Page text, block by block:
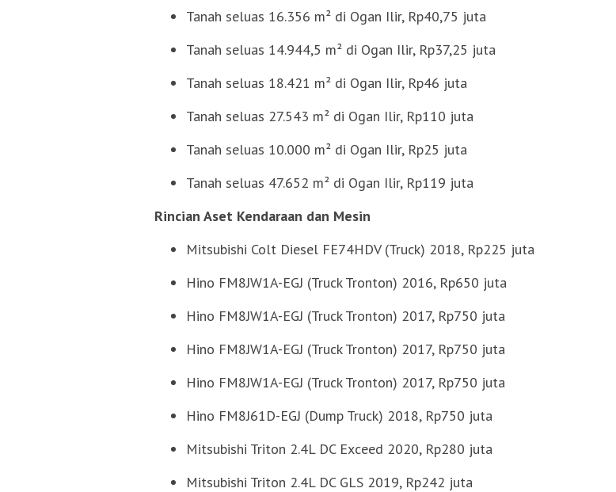
Tanah seluas 16.356 m² di Ogan Ilir, Rp40,75 juta
Tanah seluas 14.944,5 m² di Ogan Ilir, Rp37,25 juta
Tanah seluas 18.421 m² di Ogan Ilir, Rp46 juta
Tanah seluas 27.543 m² di Ogan Ilir, Rp110 juta
Tanah seluas 10.000 m² di Ogan Ilir, Rp25 juta
Tanah seluas 47.652 m² di Ogan Ilir, Rp119 juta
Rincian Aset Kendaraan dan Mesin
Mitsubishi Colt Diesel FE74HDV (Truck) 2018, Rp225 juta
Hino FM8JW1A-EGJ (Truck Tronton) 2016, Rp650 juta
Hino FM8JW1A-EGJ (Truck Tronton) 2017, Rp750 juta
Hino FM8JW1A-EGJ (Truck Tronton) 2017, Rp750 juta
Hino FM8JW1A-EGJ (Truck Tronton) 2017, Rp750 juta
Hino FM8J61D-EGJ (Dump Truck) 2018, Rp750 juta
Mitsubishi Triton 2.4L DC Exceed 2020, Rp280 juta
Mitsubishi Triton 2.4L DC GLS 2019, Rp242 juta